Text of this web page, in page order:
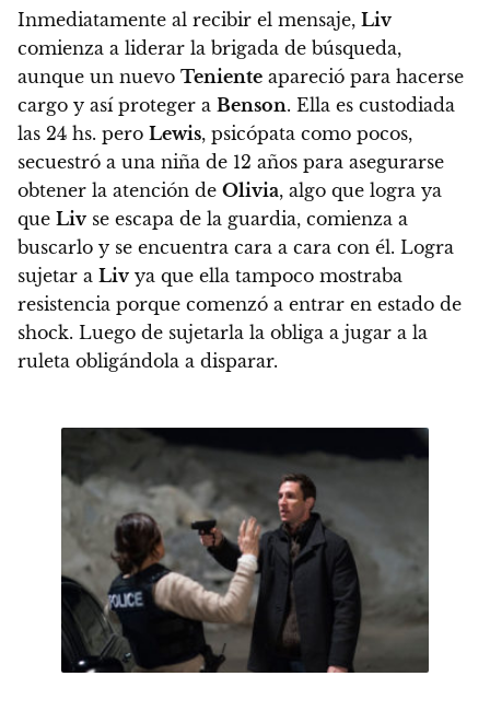
Inmediatamente al recibir el mensaje, Liv
comienza a liderar la brigada de búsqueda,
aunque un nuevo Teniente apareció para hacerse
cargo y así proteger a Benson. Ella es custodiada
las 24 hs. pero Lewis, psicópata como pocos,
secuestró a una niña de 12 años para asegurarse
obtener la atención de Olivia, algo que logra ya
que Liv se escapa de la guardia, comienza a
buscarlo y se encuentra cara a cara con él. Logra
sujetar a Liv ya que ella tampoco mostraba
resistencia porque comenzó a entrar en estado de
shock. Luego de sujetarla la obliga a jugar a la
ruleta obligándola a disparar.